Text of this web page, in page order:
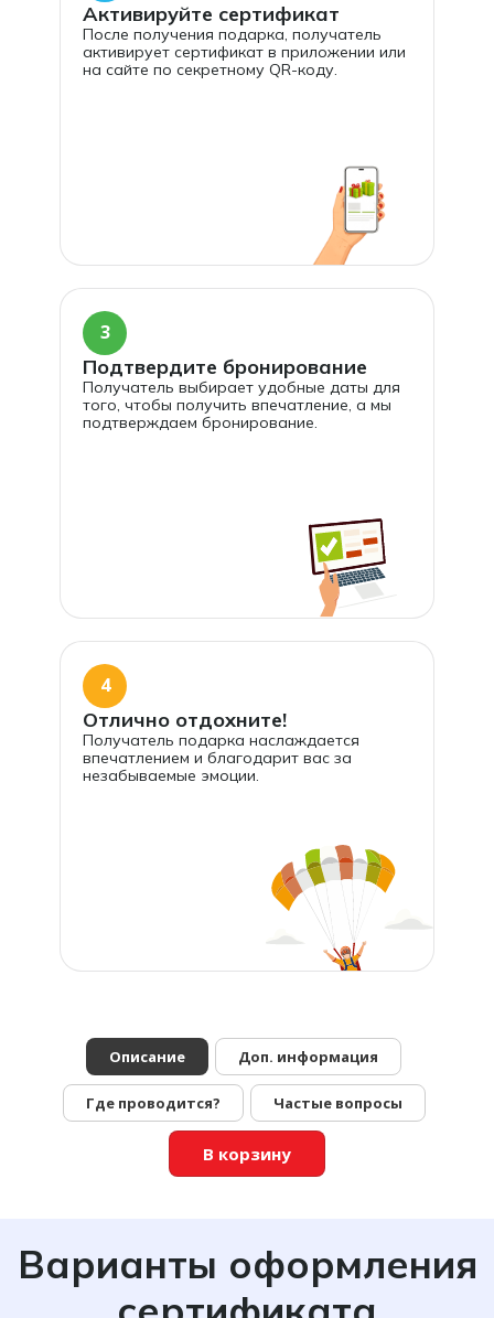
Активируйте сертификат
После получения подарка, получатель
активирует сертификат в приложении или
на сайте по секретному QR-коду.
3
Подтвердите бронирование
Получатель выбирает удобные даты для
того, чтобы получить впечатление, а мы
подтверждаем бронирование.
4
Отлично отдохните!
Получатель подарка наслаждается
впечатлением и благодарит вас за
незабываемые эмоции.
Описание Доп. информация
Где проводится? Частые вопросы
В корзину
Варианты оформления